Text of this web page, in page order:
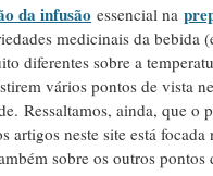
da infusão essencial na
medicinais da bebida
diferentes sobre a
vários pontos de vista
Ressaltamos, ainda, que o
artigos neste site está
sobre os outros pontos